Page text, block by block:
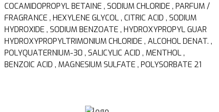
COCAMIDOPROPYL BETAINE , SODIUM CHLORIDE , PARFUM /
FRAGRANCE , HEXYLENE GLYCOL , CITRIC ACID , SODIUM
HYDROXIDE , SODIUM BENZOATE , HYDROXYPROPYL GUAR
HYDROXYPROPYLTRIMONIUM CHLORIDE , ALCOHOL DENAT. ,
POLYQUATERNIUM-30 , SALICYLIC ACID , MENTHOL ,
BENZOIC ACID , MAGNESIUM SULFATE , POLYSORBATE 21